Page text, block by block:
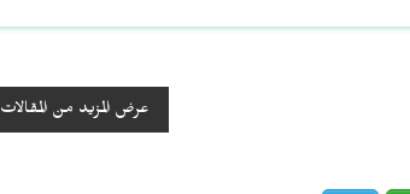
عرض المزيد من المقالات